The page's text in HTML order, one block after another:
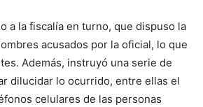
a la fiscalía en turno, que dispuso la
acusados por la oficial, lo que
Además, instruyó una serie de
dilucidar lo ocurrido, entre ellas el
celulares de las personas